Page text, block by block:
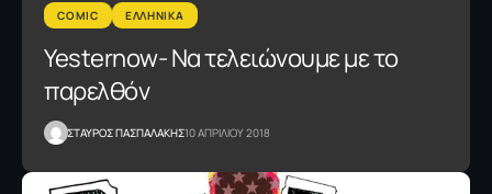
COMIC ΕΛΛΗΝΙΚΑ
Yesternow- Να τελειώνουμε με το
παρελθόν
ΣΤΑΥΡΟΣ ΠΑΣΠΑΛΑΚΗΣ10 ΑΠΡΙΛΙΟΥ 2018